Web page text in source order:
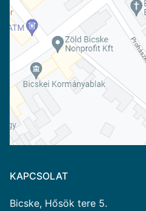
KAPCSOLAT
Bicske, Hősök tere 5.